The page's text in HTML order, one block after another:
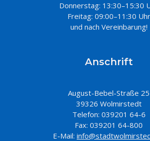
Donnerstag: 13:30–15:30
Freitag: 09:00–11:30 Uhr
und nach Vereinbarung!
Anschrift
August-Bebel-Straße 25
39326 Wolmirstedt
Telefon: 039201 64-6
Fax: 039201 64-800
E-Mail: